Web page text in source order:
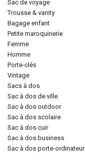
sac de voyage
trousse & vanity
bagage enfant
petite maroquinerie
femme
homme
porte-clés
vintage
sacs à dos
sac à dos de ville
sac à dos outdoor
sac à dos scolaire
sac à dos cuir
sac à dos business
sac à dos porte-ordinateur